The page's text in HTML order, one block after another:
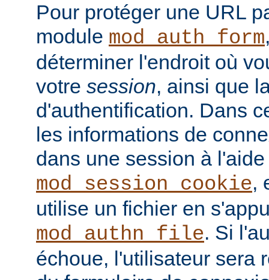
Pour protéger une URL
module mod_auth_form
déterminer l'endroit où
votre session, ainsi que
d'authentification. Dans
les informations de
dans une session à
mod_session_cookie,
utilise un fichier en
mod_authn_file. Si
échoue, l'utilisateur sera